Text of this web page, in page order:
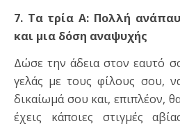
7. Τα τρία Α: Πολλή
και μια δόση αναψυχής
Δώσε την άδεια στον εαυτό
γελάς με τους φίλους σου,
δικαίωμά σου και, επιπλέον,
έχεις κάποιες στιγμές